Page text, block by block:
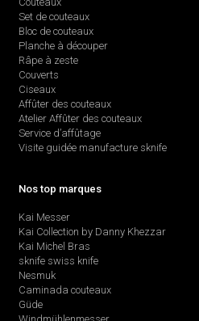
Set de couteaux
Bloc de couteaux
Planche à découper
Râpe à zeste
Couverts
Ciseaux
Affûter des couteaux
Atelier Affûter des couteaux
Service d’affûtage
Visite guidée manufacture sknife
Nos top marques
Kai Messer
Kai Collection by Danny Khezzar
Kai Michel Bras
sknife swiss knife
Nesmuk
Caminada couteaux
Güde